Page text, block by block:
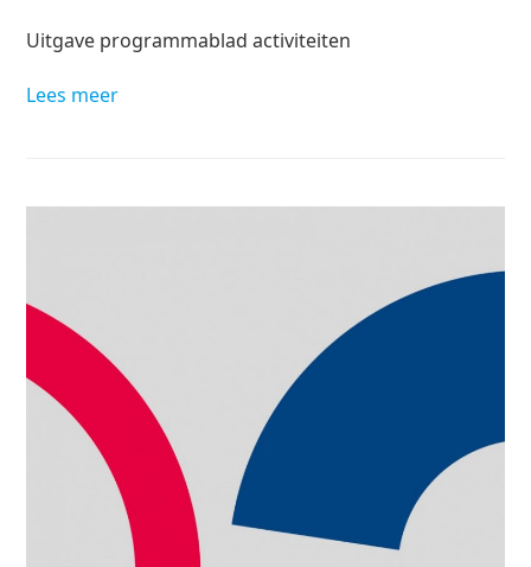
Uitgave programmablad activiteiten
Lees meer